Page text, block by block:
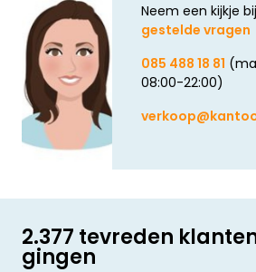
Neem een kijkje
gestelde vragen
085 488 18 81
08:00-22:00)
2.377 tevreden
gingen